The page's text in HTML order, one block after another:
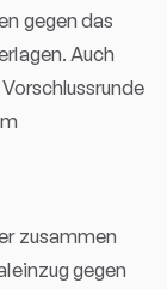
gegen das
Auch
zusammen
gegen